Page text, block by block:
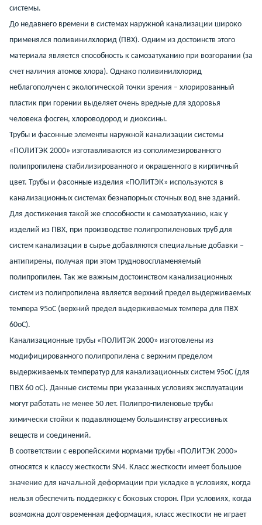
системы.
До недавнего времени в системах наружной канализации широко
применялся поливинилхлорид (ПВХ). Одним из достоинств этого
материала является способность к самозатуханию при возгорании (за
счет наличия атомов хлора). Однако поливинилхлорид
неблагополучен с экологической точки зрения – хлорированный
пластик при горении выделяет очень вредные для здоровья
человека фосген, хлороводород и диоксины.
Трубы и фасонные элементы наружной канализации системы
«ПОЛИТЭК 2000» изготавливаются из сополимезированного
полипропилена стабилизированного и окрашенного в кирпичный
цвет. Трубы и фасонные изделия «ПОЛИТЭК» используются в
канализационных системах безнапорных сточных вод вне зданий.
Для достижения такой же способности к самозатуханию, как у
изделий из ПВХ, при производстве полипропиленовых труб для
систем канализации в сырье добавляются специальные добавки –
антипирены, получая при этом трудновоспламеняемый
полипропилен. Так же важным достоинством канализационных
систем из полипропилена является верхний предел выдерживаемых
темпера 95оС (верхний предел выдерживаемых темпера для ПВХ
60оС).
Канализационные трубы «ПОЛИТЭК 2000» изготовлены из
модифицированного полипропилена с верхним пределом
выдерживаемых температур для канализационных систем 95оС (для
ПВХ 60 оС). Данные системы при указанных условиях эксплуатации
могут работать не менее 50 лет. Полипро-пиленовые трубы
химически стойки к подавляющему большинству агрессивных
веществ и соединений.
В соответствии с европейскими нормами трубы «ПОЛИТЭК 2000»
относятся к классу жесткости SN4. Класс жесткости имеет большое
значение для начальной деформации при укладке в условиях, когда
нельзя обеспечить поддержку с боковых сторон. При условиях, когда
возможна долговременная деформация, класс жесткости не играет